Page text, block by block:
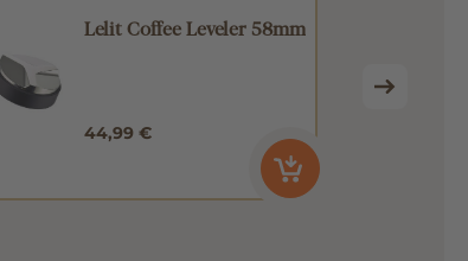
Lelit Coffee Leveler 58mm
44,99 €